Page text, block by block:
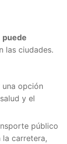
puede
las ciudades.
una opción
y el
público
la carretera,